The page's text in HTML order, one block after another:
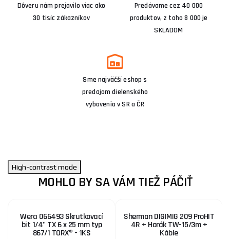
Dôveru nám prejavilo viac ako
30 tisíc zákazníkov
Predávame cez 40 000
produktov, z toho 8 000 je
SKLADOM
Sme najväčší eshop s
predajom dielenského
vybavenia v SR a ČR
High-contrast mode
MOHLO BY SA VÁM TIEŽ PÁČIŤ
Wera 066493 Skrutkovací
bit 1/4" TX 6 x 25 mm typ
867/1 TORX® - 1KS
Sherman DIGIMIG 209 ProHIT
4R + Horák TW-15/3m +
Káble